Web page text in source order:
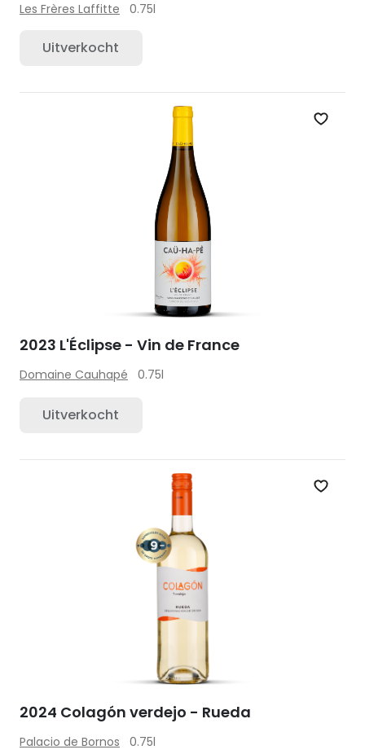
Les Frères Laffitte 0.75l
Uitverkocht
Zet
2023 L'Éclipse - Vin de France
Domaine Cauhapé 0.75l
Uitverkocht
Zet
2024 Colagón verdejo - Rueda
Palacio de Bornos 0.75l